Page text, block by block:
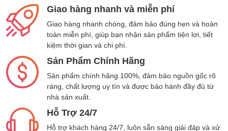
Roborock H60 Ultra còn quan tâm đến chất
lượng không khí trong không gian sống của
bạn. Thiết bị được trang bị hệ thống lọc 5 lớp
hiện đại, cho khả năng giữ lại tới 99,95% bụi
mịn có kích thước nhỏ đến 0,3 micron, giúp
ngăn chặn hiệu quả vi khuẩn, phấn hoa và các
chất gây dị ứng. Cấu trúc lọc bao gồm:
Bộ lọc lốc xoáy đơn
: Tách bụi thô ngay
Lưới kim loại xoắn
vào hộp chứa mà không làm tắc nghẽn
Giao hàng nhanh và miễn phí
Giao hàng nhanh chóng, đảm bảo đúng hẹn và hoàn
toàn miễn phí, giúp bạn nhận sản phẩm tiện lợi, tiết
kiệm thời gian và chi phí.
Sản Phẩm Chính Hãng
Sản phẩm chính hãng 100%, đảm bảo nguồn gốc rõ
ràng, chất lượng uy tín và được bảo hành đầy đủ từ
nhà sản xuất.
Hỗ Trợ 24/7
Hỗ trợ khách hàng 24/7, luôn sẵn sàng giải đáp và xử